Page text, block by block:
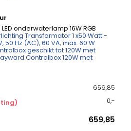
onderwaterlamp 16W RGB
Transformator 1 x50 Watt -
50 Hz (AC), 60 VA, max. 60 W
geschikt tot 120W met
Controlbox 120W met
659,85
0,-
659,85